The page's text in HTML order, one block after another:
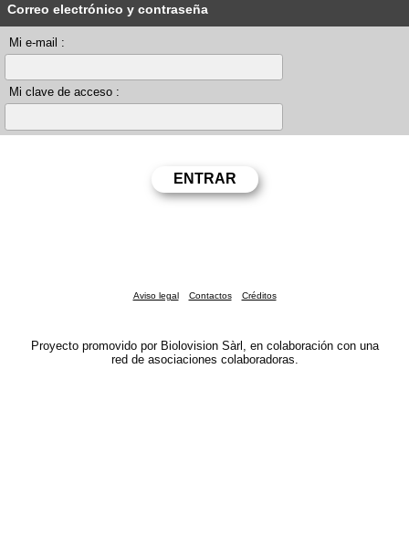
Correo electrónico y contraseña
Mi e-mail :
Mi clave de acceso :
Aviso legal Contactos Créditos
Proyecto promovido por Biolovision Sàrl, en colaboración con una
red de asociaciones colaboradoras.